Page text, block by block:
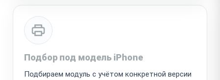
Подбор под модель iPhone
Подбираем модуль с учётом конкретной версии